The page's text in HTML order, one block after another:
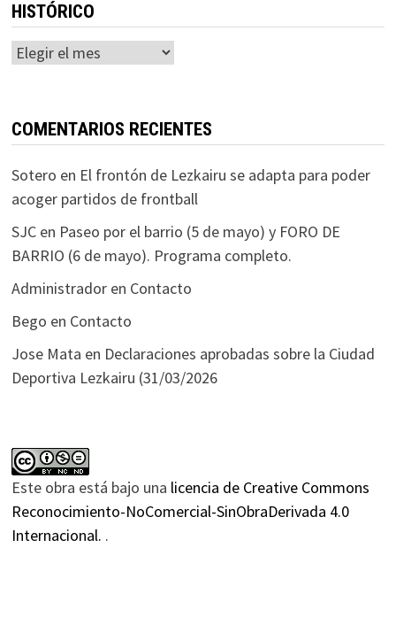
HISTÓRICO
Histórico
COMENTARIOS RECIENTES
Sotero en El frontón de Lezkairu se adapta para poder
acoger partidos de frontball
SJCen Paseo por el barrio (5 de mayo) y FORO DE
BARRIO (6 de mayo). Programa completo.
Administradoren Contacto
Bego en Contacto
Jose Mata en Declaraciones aprobadas sobre la Ciudad
Deportiva Lezkairu (31/03/2026
Este obra está bajo una licencia de Creative Commons
Reconocimiento-NoComercial-SinObraDerivada 4.0
Internacional. .